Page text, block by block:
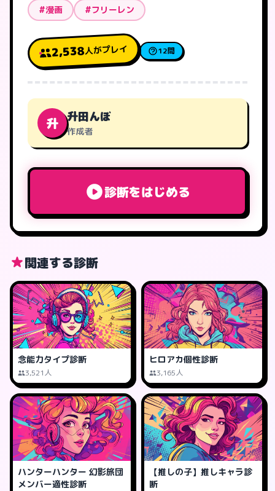
#漫画
#フリーレン
2,538人がプレイ 12問
升 升田んぼ
作成者
診断をはじめる
関連する診断
念能力タイプ診断
3,521人
ヒロアカ個性診断
3,165人
ハンターハンター 幻影旅団
メンバー適性診断
【推しの子】推しキャラ診
断